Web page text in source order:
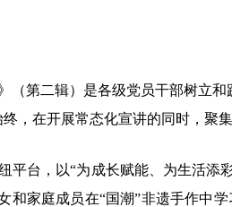
第二辑）是各级党员干部树立和
，在开展常态化宣讲的同时，聚
台，以“为成长赋能、为生活添彩
和家庭成员在“国潮”非遗手作中